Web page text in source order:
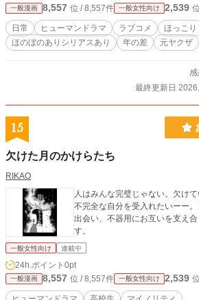
一般漫画 8,557 位 / 8,557件 一般女性向け 2,539
日常 ヒューマンドラマ ラブコメ
ほっこり
ほのぼのありシリアスあり
年の差 元ヤクザ
最終更新日
15
欠けた月のかけらたち
RIKAO
人はみんな完璧じゃない。欠け
不完全な自分を受入れたいーー。 生きづらさを抱えた２人が
出会い、不器用にお互いを支え
す。
一般女性向け 連載中
24h.ポイント 0pt
一般漫画 8,557 位 / 8,557件 一般女性向け 2,539